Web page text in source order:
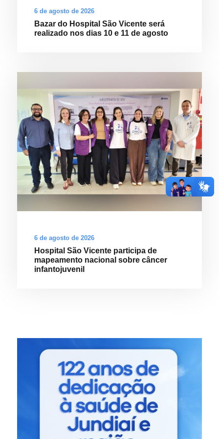
6 de agosto de 2026
Bazar do Hospital São Vicente será
realizado nos dias 10 e 11 de agosto
6 de agosto de 2026
Hospital São Vicente participa de
mapeamento nacional sobre câncer
infantojuvenil